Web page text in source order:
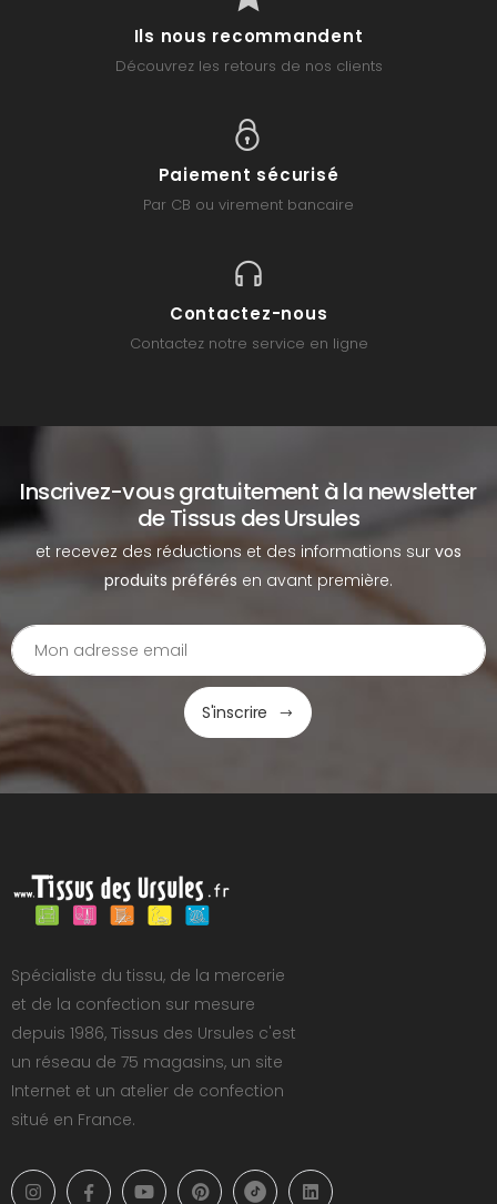
Ils nous recommandent
Découvrez les retours de nos clients
Paiement sécurisé
Par CB ou virement bancaire
Contactez-nous
Contactez notre service en ligne
Inscrivez-vous gratuitement à la newsletter
de Tissus des Ursules
et recevez des réductions et des informations sur vos
produits préférés en avant première.
S'inscrire
Spécialiste du tissu, de la mercerie
et de la confection sur mesure
depuis 1986, Tissus des Ursules c'est
un réseau de 75 magasins, un site
Internet et un atelier de confection
situé en France.